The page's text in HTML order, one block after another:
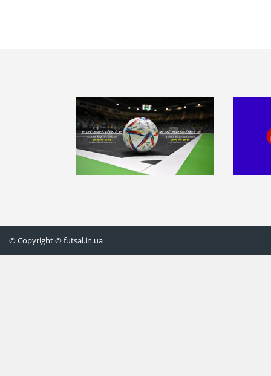
© Copyright © futsal.in.ua